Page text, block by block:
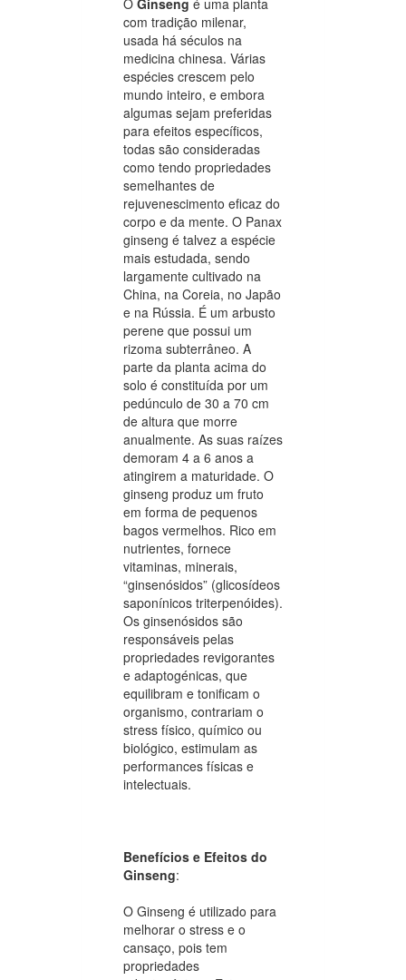
com tradição milenar,
usada há séculos na
medicina chinesa. Várias
espécies crescem pelo
mundo inteiro, e embora
algumas sejam preferidas
para efeitos específicos,
todas são consideradas
como tendo propriedades
semelhantes de
rejuvenescimento eficaz do
corpo e da mente. O Panax
ginseng é talvez a espécie
mais estudada, sendo
largamente cultivado na
China, na Coreia, no Japão
e na Rússia. É um arbusto
perene que possui um
rizoma subterrâneo. A
parte da planta acima do
solo é constituída por um
pedúnculo de 30 a 70 cm
de altura que morre
anualmente. As suas raízes
demoram 4 a 6 anos a
atingirem a maturidade. O
ginseng produz um fruto
em forma de pequenos
bagos vermelhos. Rico em
nutrientes, fornece
vitaminas, minerais,
“ginsenósidos” (glicosídeos
saponínicos triterpenóides).
Os ginsenósidos são
responsáveis pelas
propriedades revigorantes
e adaptogénicas, que
equilibram e tonificam o
organismo, contrariam o
stress físico, químico ou
biológico, estimulam as
performances físicas e
intelectuais.
Benefícios e Efeitos do
Ginseng:
O Ginseng é utilizado para
melhorar o stress e o
cansaço, pois tem
propriedades